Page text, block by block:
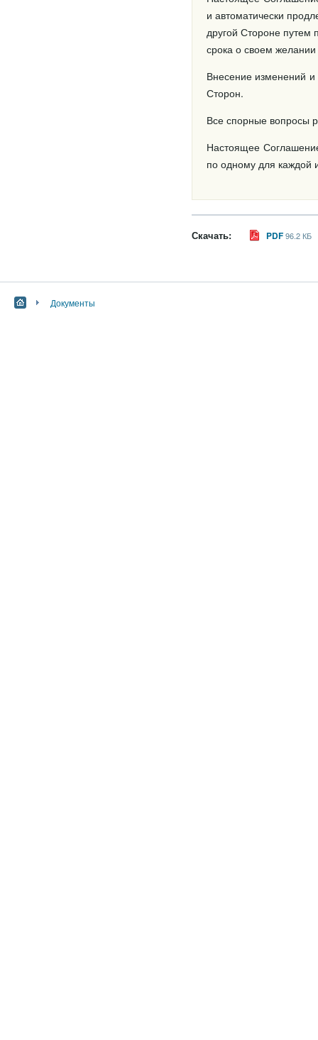
и автоматически
другой Стороне путем
срока о своем желании
Внесение изменений
Сторон.
Все спорные вопросы
Настоящее
по одному для каждой
Скачать: PDF96.2 КБ
Документы